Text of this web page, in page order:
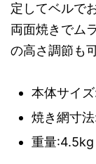
定してベルで
両面焼きでム
の高さ調節も
本体サイ
焼き網寸
重量:4.5kg